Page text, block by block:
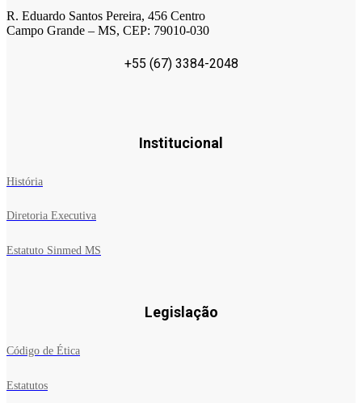
R. Eduardo Santos Pereira, 456 Centro
Campo Grande – MS, CEP: 79010-030
+55 (67) 3384-2048
Institucional
História
Diretoria Executiva
Estatuto Sinmed MS
Legislação
Código de Ética
Estatutos